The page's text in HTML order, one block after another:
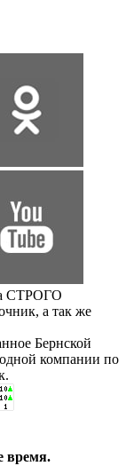
СТРОГО
а так же
Бернской
компании по
время.